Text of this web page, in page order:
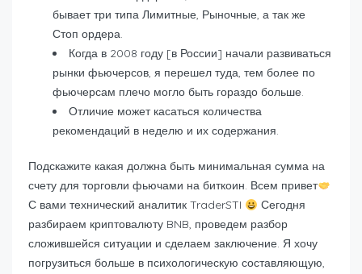
бывает три типа Лимитные, Рыночные, а так же
Стоп ордера.
Когда в 2008 году [в России] начали развиваться
рынки фьючерсов, я перешел туда, тем более по
фьючерсам плечо могло быть гораздо больше.
Отличие может касаться количества
рекомендаций в неделю и их содержания.
Подскажите какая должна быть минимальная сумма на
счету для торговли фьючами на биткоин. Всем привет
С вами технический аналитик TraderSTI
Сегодня
разбираем криптовалюту BNB, проведем разбор
сложившейся ситуации и сделаем заключение. Я хочу
погрузиться больше в психологическую составляющую,